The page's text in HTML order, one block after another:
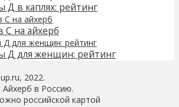
в каплях: рейтинг
С на айхерб
Д для женщин: рейтинг
2022.
в Россию.
российской картой